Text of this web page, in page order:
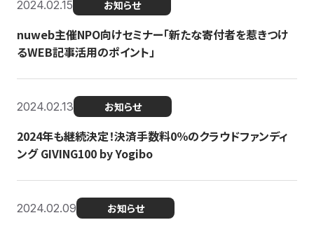
2024.02.15 お知らせ
nuweb主催NPO向けセミナー「新たな寄付者を惹きつけ
るWEB記事活用のポイント」
2024.02.13 お知らせ
2024年も継続決定！決済手数料0％のクラウドファンディ
ング GIVING100 by Yogibo
2024.02.09 お知らせ